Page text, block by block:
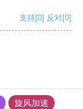
支持[0] 反对[0]
旋风加速